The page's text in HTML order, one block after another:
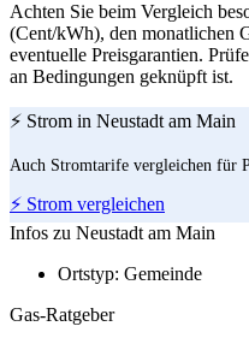
Achten Sie beim Vergleich
(Cent/kWh), den monatlichen
eventuelle Preisgarantien.
an Bedingungen geknüpft ist.
⚡ Strom in Neustadt am Main
Auch Stromtarife vergleichen für
⚡ Strom vergleichen
Infos zu Neustadt am Main
Ortstyp: Gemeinde
Gas-Ratgeber